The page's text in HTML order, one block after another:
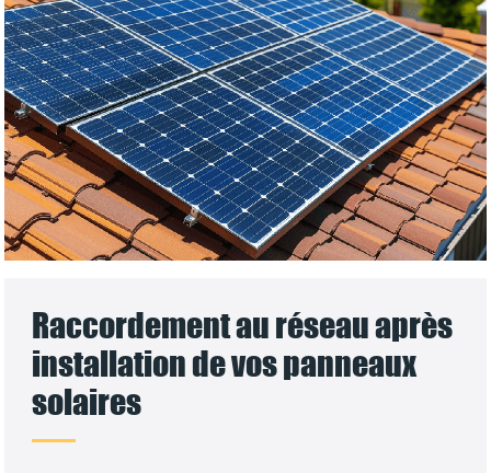
Raccordement au réseau après
installation de vos panneaux
solaires